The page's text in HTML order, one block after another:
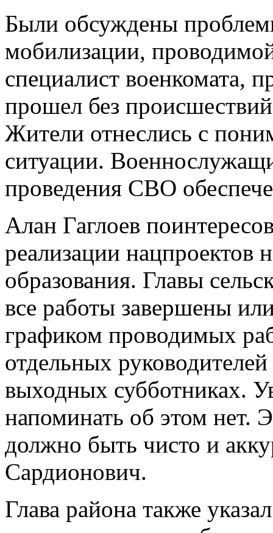
Были обсуждены
мобилизации,
специалист военкомата,
прошел без
Жители отнеслись с
ситуации.
проведения СВО
Алан Гаглоев
реализации нацпроектов
образования. Главы
все работы завершены
графиком проводимых
отдельных
выходных субботниках.
напоминать об этом нет.
должно быть чисто и
Сардионович.
Глава района также